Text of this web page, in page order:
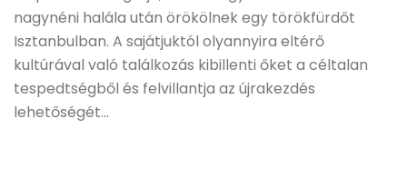
nagynéni halála után örökölnek egy törökfürdőt
Isztanbulban. A sajátjuktól olyannyira eltérő
kultúrával való találkozás kibillenti őket a céltalan
tespedtségből és felvillantja az újrakezdés
lehetőségét…